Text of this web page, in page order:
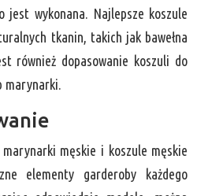
jest wykonana. Najlepsze koszule
tkanin, takich jak bawełna
również dopasowanie koszuli do
marynarki.
męskie i koszule męskie
elementy garderoby każdego